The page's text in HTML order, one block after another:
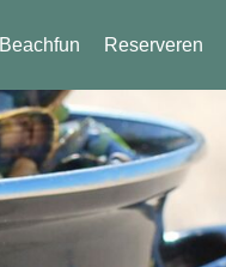
Beachfun Reserveren